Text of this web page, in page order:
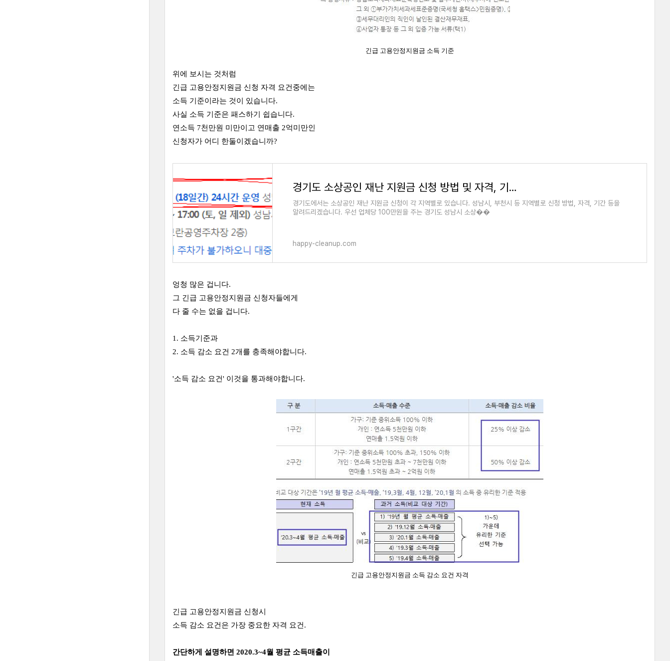
긴급 고용안정지원금 소득 기준
위에 보시는 것처럼
긴급 고용안정지원금 신청 자격 요건중에는
소득 기준이라는 것이 있습니다.
사실 소득 기준은 패스하기 쉽습니다.
연소득 7천만원 미만이고 연매출 2억미만인
신청자가 어디 한둘이겠습니까?
경기도 소상공인 재난 지원금 신청 방법 및 자격, 기간(성남시, 부천시)
경기도에서는 소상공인 재난 지원금 신청이 각 지역별로 있습니다. 성남시, 부천시 등 지역별로 신청 방법, 자격, 기간 등을
알려드리겠습니다. 우선 업체당 100만원을 주는 경기도 성남시 소상��
happy-cleanup.com
엉청 많은 겁니다.
그 긴급 고용안정지원금 신청자들에게
다 줄 수는 없을 겁니다.
1. 소득기준과
2. 소득 감소 요건 2개를 충족해야합니다.
'소득 감소 요건' 이것을 통과해야합니다.
긴급 고용안정지원금 소득 감소 요건 자격
긴급 고용안정지원금 신청시
소득 감소 요건은 가장 중요한 자격 요건.
간단하게 설명하면 2020.3~4월 평균 소득매출이